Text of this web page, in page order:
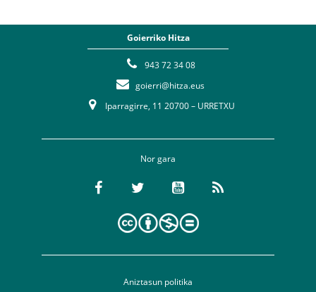
Goierriko Hitza
943 72 34 08
goierri@hitza.eus
Iparragirre, 11 20700 – URRETXU
Nor gara
Aniztasun politika